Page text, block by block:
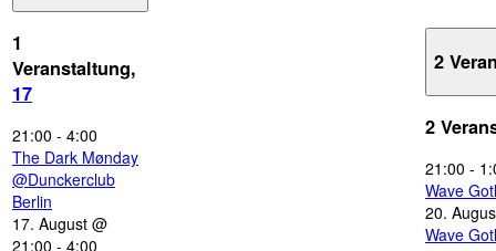
1
Veranstaltung,
17
21:00 - 4:00
The Dark Mønday
@Dunckerclub
Berlin
17. August @
21:00 - 4:00
2
2
21:00 -
Wave
20.
Wave